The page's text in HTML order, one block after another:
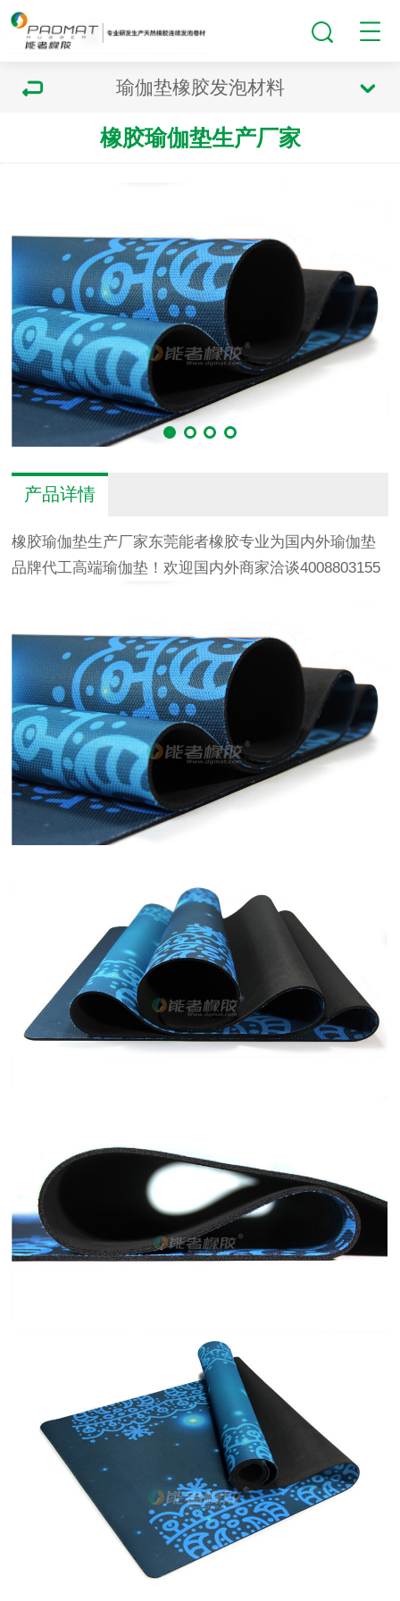
瑜伽垫橡胶发泡材料
橡胶瑜伽垫生产厂家
产品详情
橡胶瑜伽垫生产厂家东莞能者橡胶专业为国内外瑜伽垫
品牌代工高端瑜伽垫！欢迎国内外商家洽谈4008803155